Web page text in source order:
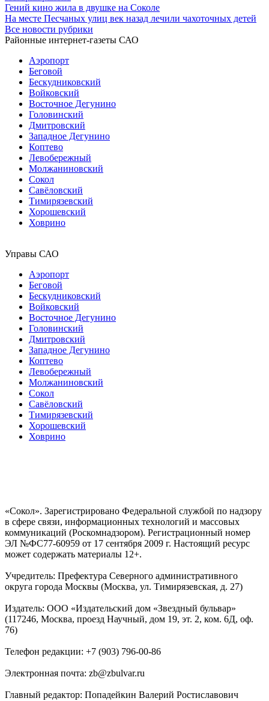
Гений кино жила в двушке на Соколе
На месте Песчаных улиц век назад лечили чахоточных детей
Все новости рубрики
Районные интернет-газеты САО
Аэропорт
Беговой
Бескудниковский
Войковский
Восточное Дегунино
Головинский
Дмитровский
Западное Дегунино
Коптево
Левобережный
Молжаниновский
Сокол
Савёловский
Тимирязевский
Хорошевский
Ховрино
Управы САО
Аэропорт
Беговой
Бескудниковский
Войковский
Восточное Дегунино
Головинский
Дмитровский
Западное Дегунино
Коптево
Левобережный
Молжаниновский
Сокол
Савёловский
Тимирязевский
Хорошевский
Ховрино
«Сокол». Зарегистрировано Федеральной службой по надзору
в сфере связи, информационных технологий и массовых
коммуникаций (Роскомнадзором). Регистрационный номер
ЭЛ №ФС77-60959 от 17 сентября 2009 г. Настоящий ресурс
может содержать материалы 12+.
Учредитель: Префектура Северного административного
округа города Москвы (Москва, ул. Тимирязевская, д. 27)
Издатель: ООО «Издательский дом «Звездный бульвар»
(117246, Москва, проезд Научный, дом 19, эт. 2, ком. 6Д, оф.
76)
Телефон редакции: +7 (903) 796-00-86
Электронная почта: zb@zbulvar.ru
Главный редактор: Попадейкин Валерий Ростиславович